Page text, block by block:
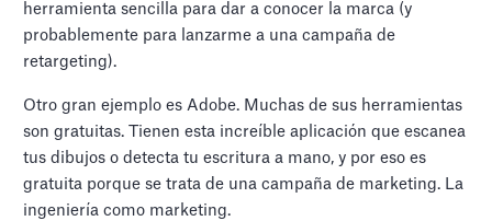
herramienta sencilla para dar a conocer la marca (y
probablemente para lanzarme a una campaña de
retargeting).
Otro gran ejemplo es Adobe. Muchas de sus herramientas
son gratuitas. Tienen esta increíble aplicación que escanea
tus dibujos o detecta tu escritura a mano, y por eso es
gratuita porque se trata de una campaña de marketing. La
ingeniería como marketing.